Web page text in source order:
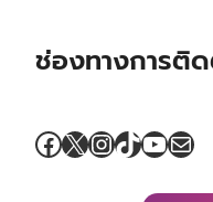
ช่องทางการติด
Facebook
X Instagram
TikTok
Mail